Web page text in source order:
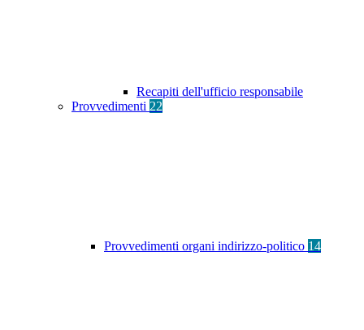
Recapiti dell'ufficio responsabile
Provvedimenti 22
Provvedimenti organi indirizzo-politico 14